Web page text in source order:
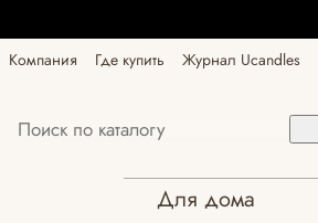
Компания Где купить Журнал Ucandles
Для дома